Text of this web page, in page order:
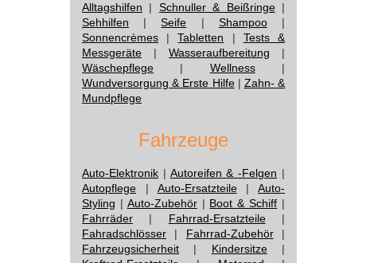
Alltagshilfen | Schnuller & Beißringe|
Sehhilfen |Seife | Shampoo|
Sonnencrèmes |Tabletten | Tests &
Messgeräte | Wasseraufbereitung |
Wäschepflege | Wellness|
Wundversorgung & Erste Hilfe| Zahn- &
Mundpflege
Fahrzeuge
Auto-Elektronik | Autoreifen & -Felgen |
Autopflege | Auto-Ersatzteile| Auto-
Styling | Auto-Zubehör| Boot & Schiff |
Fahrräder | Fahrrad-Ersatzteile|
Fahradschlösser | Fahrrad-Zubehör|
Fahrzeugsicherheit | Kindersitze|